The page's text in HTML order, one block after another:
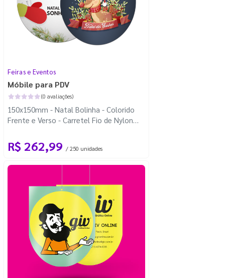
Feiras e Eventos
Móbile para PDV
(0 avaliações)
150x150mm - Natal Bolinha - Colorido
Frente e Verso - Carretel Fio de Nylon
R$ 262,99 / 250 unidades